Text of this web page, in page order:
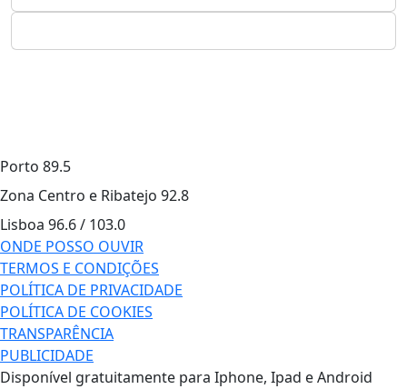
Porto 89.5
Zona Centro e Ribatejo 92.8
Lisboa 96.6 / 103.0
ONDE POSSO OUVIR
TERMOS E CONDIÇÕES
POLÍTICA DE PRIVACIDADE
POLÍTICA DE COOKIES
TRANSPARÊNCIA
PUBLICIDADE
Disponível gratuitamente para Iphone, Ipad e Android